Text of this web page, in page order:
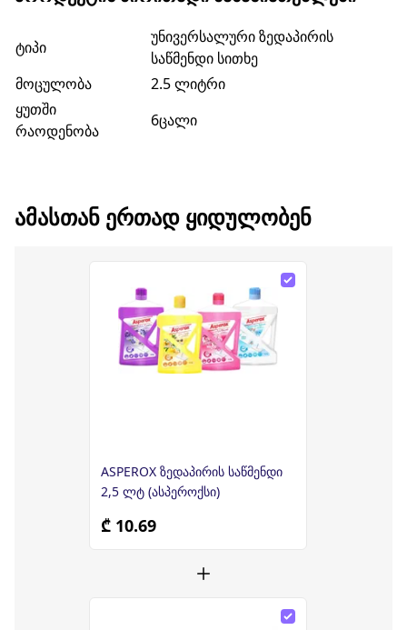
ტიპი
უნივერსალური ზედაპირის
საწმენდი სითხე
მოცულობა
2.5 ლიტრი
ყუთში
რაოდენობა
6ცალი
ᲐᲛᲐᲡᲗᲐᲜ ᲔᲠᲗᲐᲓ ᲧᲘᲓᲣᲚᲝᲑᲔᲜ
ASPEROX ზედაპირის საწმენდი
2,5 ლტ (ასპეროქსი)
₾ 10.69